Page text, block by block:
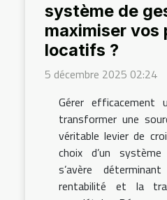
système de
maximiser vos
locatifs ?
5 décembre 2025 02:24
Gérer
transformer une
véritable levier de
choix d’un
s’avère
rentabilité et la